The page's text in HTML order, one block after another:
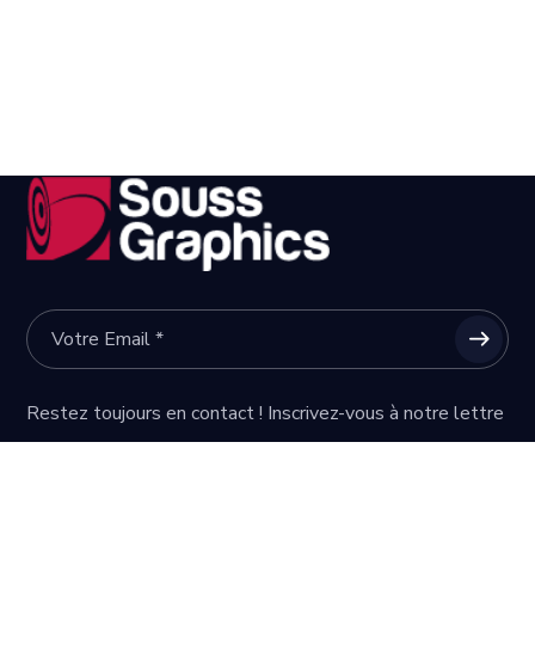
Restez toujours en contact ! Inscrivez-vous à notre lettre
d’information.